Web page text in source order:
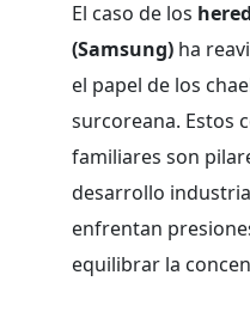
El caso de los
(Samsung) ha
el papel de los
surcoreana. Estos
familiares son
desarrollo
enfrentan
equilibrar la